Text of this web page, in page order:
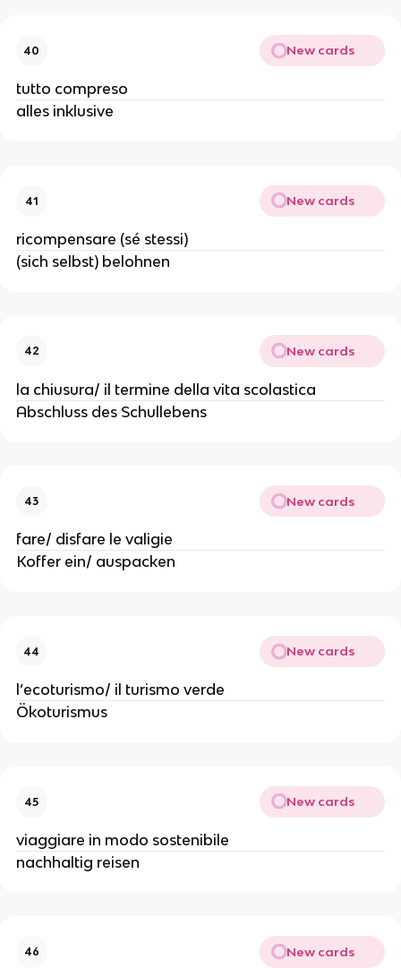
40 New cards
tutto compreso
alles inklusive
41 New cards
ricompensare (sé stessi)
(sich selbst) belohnen
42 New cards
la chiusura/ il termine della vita scolastica
Abschluss des Schullebens
43 New cards
fare/ disfare le valigie
Koffer ein/ auspacken
44 New cards
l’ecoturismo/ il turismo verde
Ökoturismus
45 New cards
viaggiare in modo sostenibile
nachhaltig reisen
46 New cards